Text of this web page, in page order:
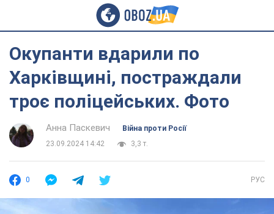
Окупанти вдарили по
Харківщині, постраждали
троє поліцейських. Фото
Анна Паскевич
Війна проти Росії
23.09.2024 14:42
3,3 т.
0 РУС